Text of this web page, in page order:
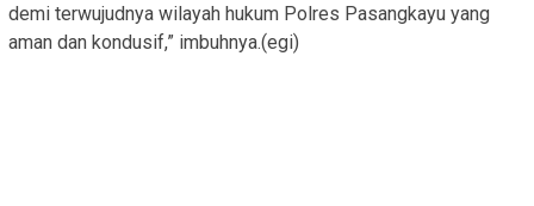
demi terwujudnya wilayah hukum Polres Pasangkayu yang
aman dan kondusif,” imbuhnya.(egi)